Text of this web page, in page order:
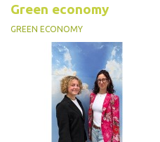
Green economy
GREEN ECONOMY